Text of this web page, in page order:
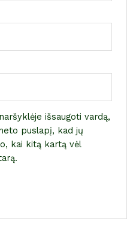
išsaugoti vardą,
puslapį, kad jų
kai kitą kartą vėl